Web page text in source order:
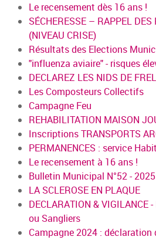
Le recensement dès 16 ans !
SÉCHERESSE – RAPPEL
(NIVEAU CRISE)
Résultats des Elections
"influenza aviaire" - risques
DECLAREZ LES NIDS DE
Les Composteurs Collectifs
Campagne Feu
REHABILITATION MAISON
Inscriptions TRANSPORTS
PERMANENCES : service
Le recensement à 16 ans !
Bulletin Municipal N°52 - 2025
LA SCLEROSE EN PLAQUE
DECLARATION & VIGILANCE
ou Sangliers
Campagne 2024 : déclaration